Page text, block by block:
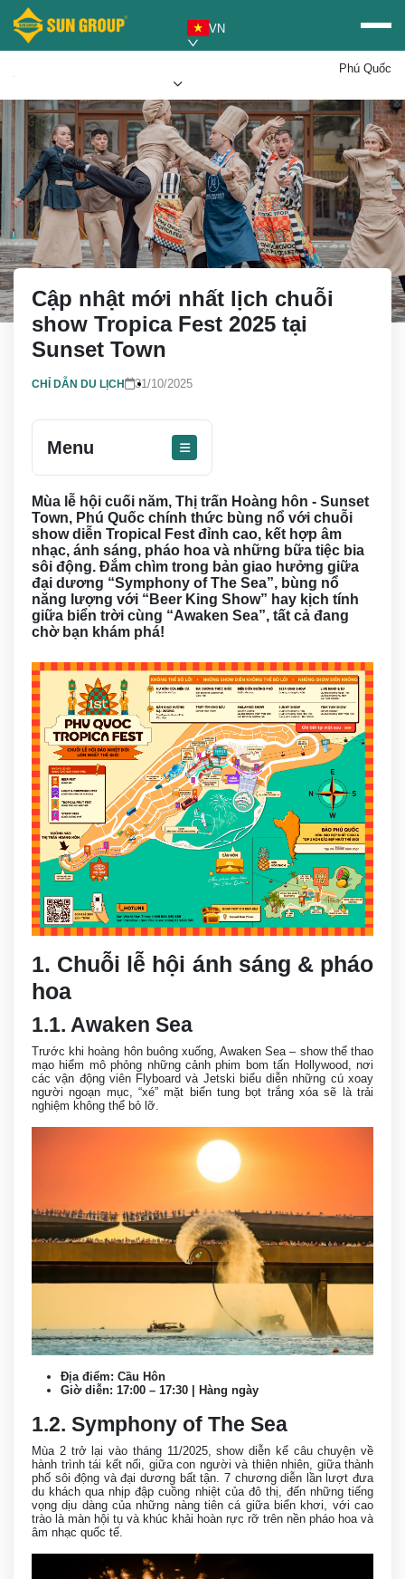
VN
Phú Quốc
Mua vé Sun PhuQuoc
Airways
Ưu đãi Sun World
Cập nhật mới nhất lịch chuỗi
show Tropica Fest 2025 tại
Sunset Town
CHỈ DẪN DU LỊCH 31/10/2025
Menu
Mùa lễ hội cuối năm, Thị trấn Hoàng hôn - Sunset
Town, Phú Quốc chính thức bùng nổ với chuỗi
show diễn Tropical Fest đỉnh cao, kết hợp âm
nhạc, ánh sáng, pháo hoa và những bữa tiệc bia
sôi động. Đắm chìm trong bản giao hưởng giữa
đại dương “Symphony of The Sea”, bùng nổ
năng lượng với “Beer King Show” hay kịch tính
giữa biển trời cùng “Awaken Sea”, tất cả đang
chờ bạn khám phá!
1. Chuỗi lễ hội ánh sáng & pháo
hoa
1.1. Awaken Sea
Trước khi hoàng hôn buông xuống, Awaken Sea – show thể thao
mạo hiểm mô phỏng những cảnh phim bom tấn Hollywood, nơi
các vận động viên Flyboard và Jetski biểu diễn những cú xoay
người ngoạn mục, “xé” mặt biển tung bọt trắng xóa sẽ là trải
nghiệm không thể bỏ lỡ.
Địa điểm: Cầu Hôn
Giờ diễn: 17:00 – 17:30 | Hàng ngày
1.2. Symphony of The Sea
Mùa 2 trở lại vào tháng 11/2025, show diễn kể câu chuyện về
hành trình tái kết nối, giữa con người và thiên nhiên, giữa thành
phố sôi động và đại dương bất tận. 7 chương diễn lần lượt đưa
du khách qua nhịp đập cuồng nhiệt của đô thị, đến những tiếng
vọng dịu dàng của những nàng tiên cá giữa biển khơi, với cao
trào là màn hội tụ và khúc khải hoàn rực rỡ trên nền pháo hoa và
âm nhạc quốc tế.